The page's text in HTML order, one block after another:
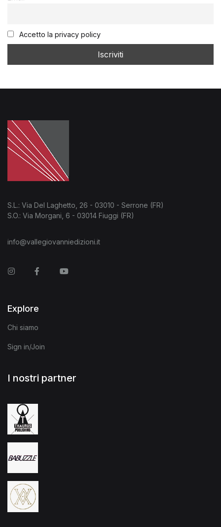
Accetto la privacy policy
S.L.: Via Del Laghetto, 26 - 03010 - Serrone (FR)
S.O.: Via Morgani, 6 - 03014 Fiuggi (FR)
info@vallegiovanniedizioni.it
InstagramFacebookYou Tube
Explore
Chi siamo
Sign in/Join
I nostri partner